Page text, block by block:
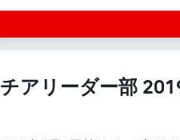
チアリーダー部